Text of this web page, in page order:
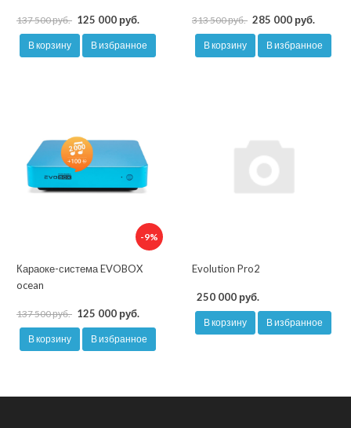
137 500 руб. 125 000 руб.
В корзину В избранное
313 500 руб. 285 000 руб.
В корзину В избранное
-9%
Караоке-система EVOBOX
ocean
137 500 руб. 125 000 руб.
В корзину В избранное
Evolution Pro2
250 000 руб.
В корзину В избранное